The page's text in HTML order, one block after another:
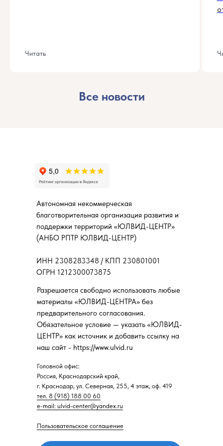
Читать
Все новости
Головной офис:
Россия, Краснодарский край,
г. Краснодар, ул. Северная, 255, 4 этаж, оф. 419
тел. 8 (918) 188 00 60
e-mail: ulvid-center@yandex.ru
Пользовательское соглашение
Разрешается свободно использовать любые
материалы «ЮЛВИД-ЦЕНТРА» без
предварительного согласования.
Обязательное условие — указать «ЮЛВИД-
ЦЕНТР» как источник и добавить ссылку на
наш сайт - https://www.ulvid.ru
Автономная некоммерческая
благотворительная организация развития и
поддержки территорий «ЮЛВИД-ЦЕНТР»
(АНБО РПТР ЮЛВИД-ЦЕНТР)
ИНН 2308283348 / КПП 230801001
ОГРН 1212300073875